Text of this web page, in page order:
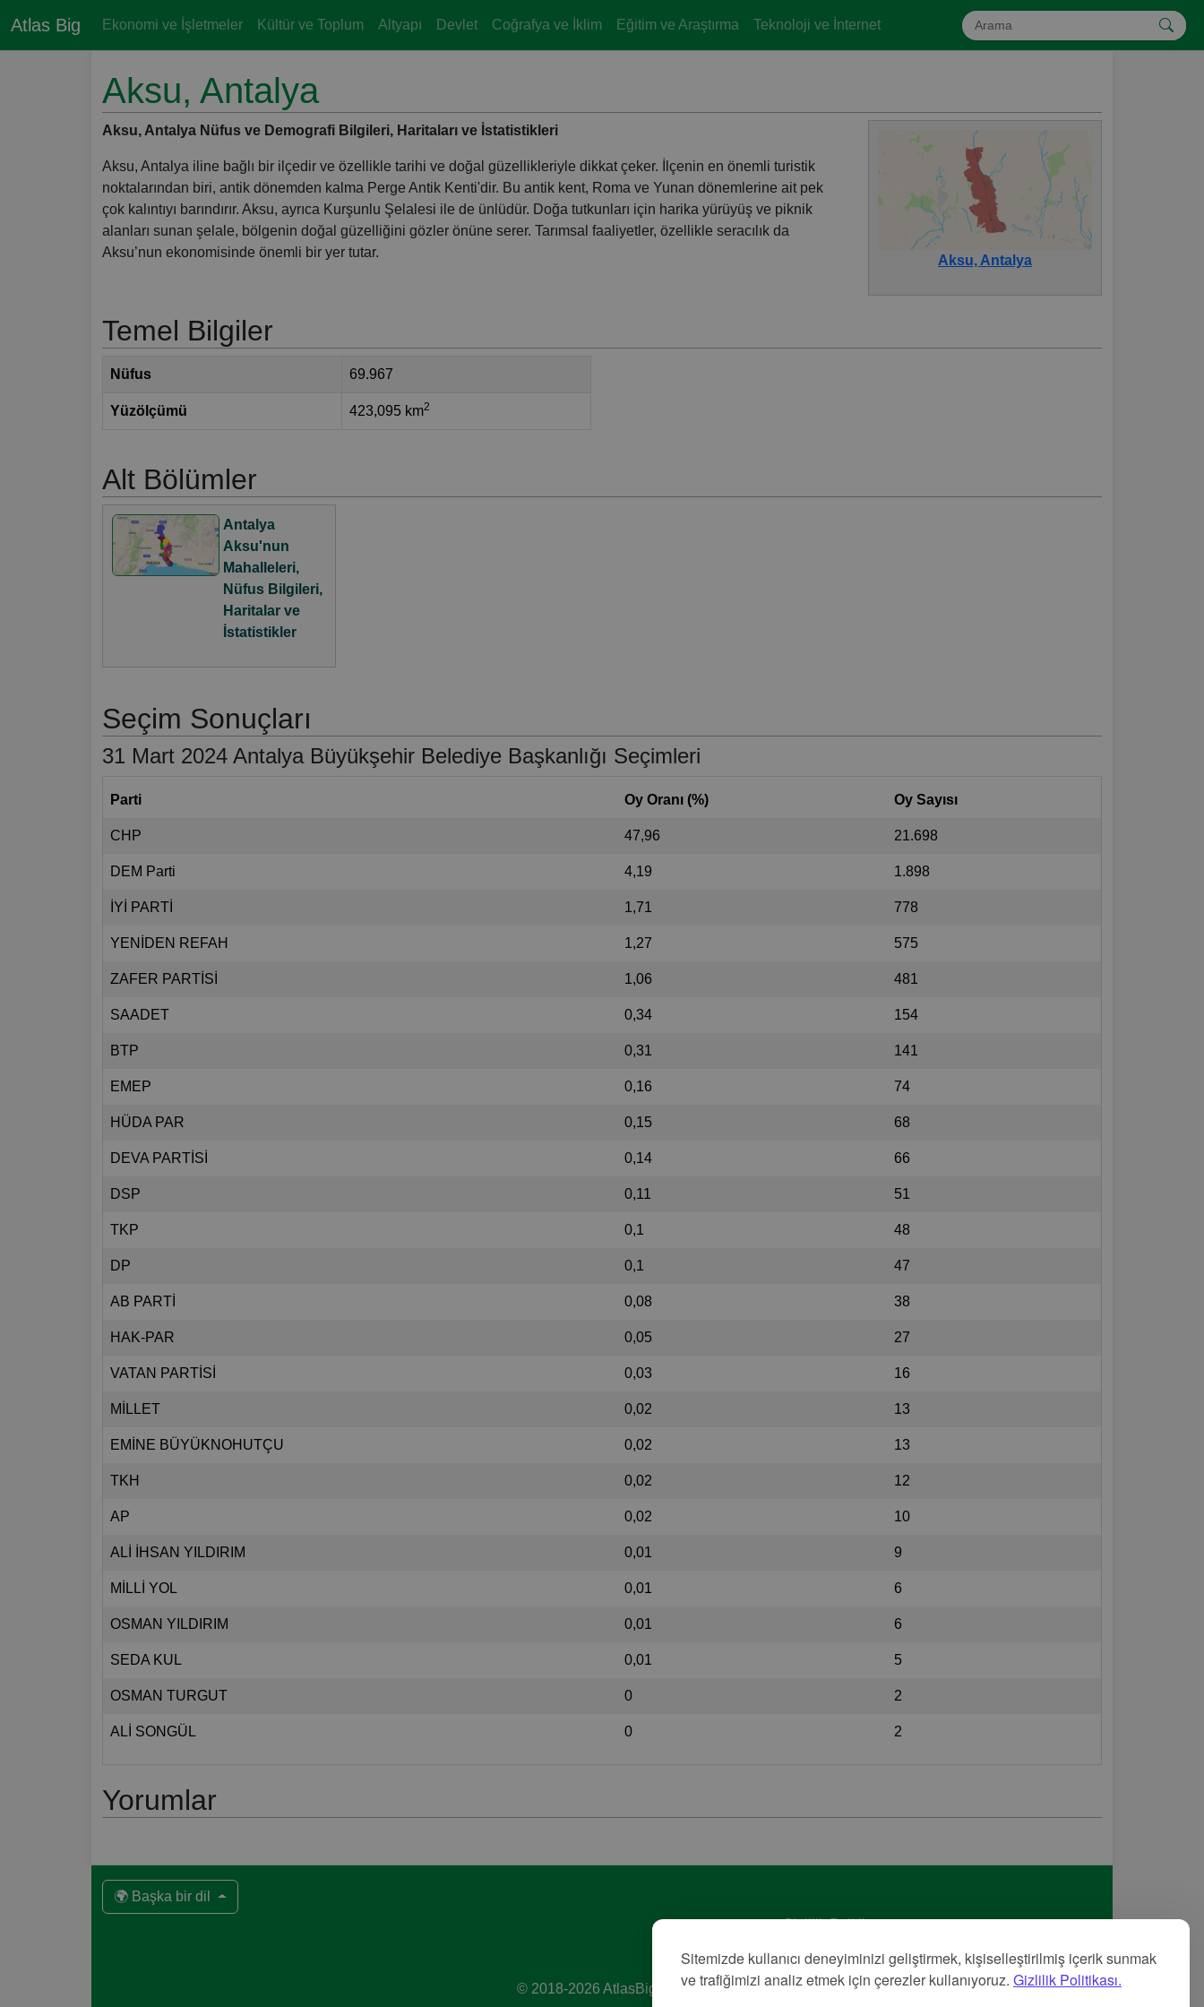
Sitemizde kullanıcı deneyiminizi geliştirmek, kişiselleştirilmiş içerik sunmak
ve trafiğimizi analiz etmek için çerezler kullanıyoruz. Gizlilik Politikası.
Atlas Big Ekonomi ve İşletmeler Kültür ve Toplum Altyapı Devlet Coğrafya ve İklim Eğitim ve Araştırma Teknoloji ve İnternet
Aksu, Antalya
Aksu, Antalya Nüfus ve Demografi Bilgileri, Haritaları ve İstatistikleri
Aksu, Antalya iline bağlı bir ilçedir ve özellikle tarihi ve doğal güzellikleriyle dikkat çeker. İlçenin en önemli turistik
noktalarından biri, antik dönemden kalma Perge Antik Kenti'dir. Bu antik kent, Roma ve Yunan dönemlerine ait pek
çok kalıntıyı barındırır. Aksu, ayrıca Kurşunlu Şelalesi ile de ünlüdür. Doğa tutkunları için harika yürüyüş ve piknik
alanları sunan şelale, bölgenin doğal güzelliğini gözler önüne serer. Tarımsal faaliyetler, özellikle seracılık da
Aksu’nun ekonomisinde önemli bir yer tutar.
Aksu, Antalya
Temel Bilgiler
Nüfus 69.967
Yüzölçümü 423,095 km2
Alt Bölümler
Antalya
Aksu'nun
Mahalleleri,
Nüfus Bilgileri,
Haritalar ve
İstatistikler
Seçim Sonuçları
31 Mart 2024 Antalya Büyükşehir Belediye Başkanlığı Seçimleri
Parti Oy Oranı (%) Oy Sayısı
CHP 47,96 21.698
DEM Parti 4,19 1.898
İYİ PARTİ 1,71 778
YENİDEN REFAH 1,27 575
ZAFER PARTİSİ 1,06 481
SAADET 0,34 154
BTP 0,31 141
EMEP 0,16 74
HÜDA PAR 0,15 68
DEVA PARTİSİ 0,14 66
DSP 0,11 51
TKP 0,1 48
DP 0,1 47
AB PARTİ 0,08 38
HAK-PAR 0,05 27
VATAN PARTİSİ 0,03 16
MİLLET 0,02 13
EMİNE BÜYÜKNOHUTÇU 0,02 13
TKH 0,02 12
AP 0,02 10
ALİ İHSAN YILDIRIM 0,01 9
MİLLİ YOL 0,01 6
OSMAN YILDIRIM 0,01 6
SEDA KUL 0,01 5
OSMAN TURGUT 0 2
ALİ SONGÜL 0 2
Yorumlar
🌍 Başka bir dil
Gizlilik Politikası
Künye
© 2018-2026 AtlasBig.com